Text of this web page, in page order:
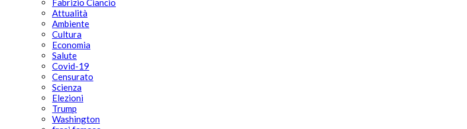
Fabrizio Ciancio
Attualità
Ambiente
Cultura
Economia
Salute
Covid-19
Censurato
Scienza
Elezioni
Trump
Washington